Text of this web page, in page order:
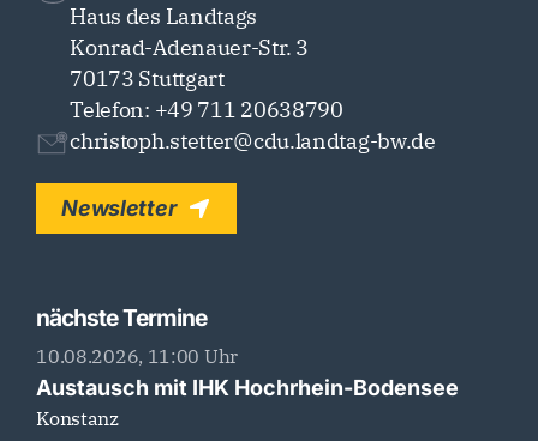
nächste Termine
10.08.2026, 11:00 Uhr
Austausch mit IHK Hochrhein-Bodensee
Konstanz
Haus des Landtags
Konrad-Adenauer-Str. 3
70173 Stuttgart
Telefon: +49 711 20638790
christoph.stetter@cdu.landtag-bw.de
Newsletter